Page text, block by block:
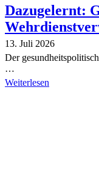
Dazugelernt:
13. Juli 2026
Der
…
Weiterlesen